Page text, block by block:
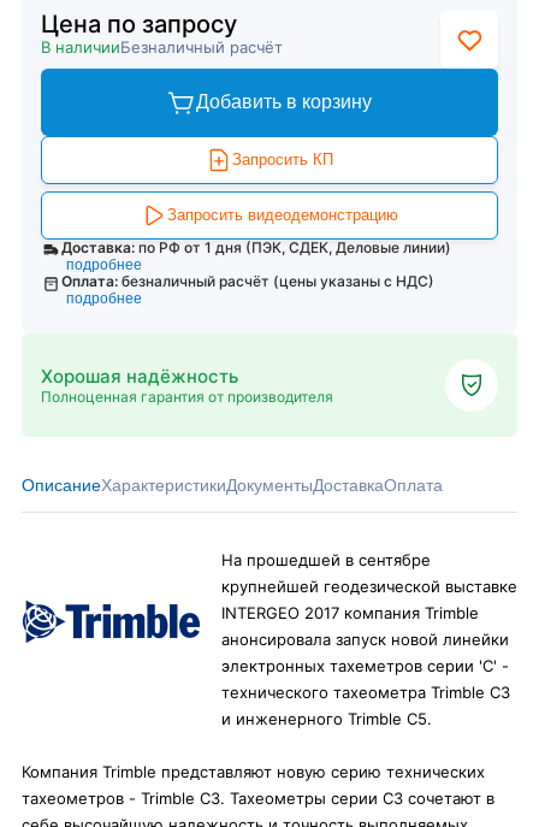
Цена по запросу
В наличииБезналичный расчёт
Добавить в корзину
Запросить КП
Запросить видеодемонстрацию
Доставка: по РФ от 1 дня (ПЭК, СДЕК, Деловые линии)
подробнее
Оплата: безналичный расчёт (цены указаны с НДС)
подробнее
Хорошая надёжность
Полноценная гарантия от производителя
ОписаниеХарактеристикиДокументыДоставкаОплата
На прошедшей в сентябре
крупнейшей геодезической выставке
INTERGEO 2017 компания Trimble
анонсировала запуск новой линейки
электронных тахеметров серии 'С' -
технического тахеометра Trimble С3
и инженерного Trimble C5.
Компания Trimble представляют новую серию технических
тахеометров - Trimble C3. Тахеометры серии С3 сочетают в